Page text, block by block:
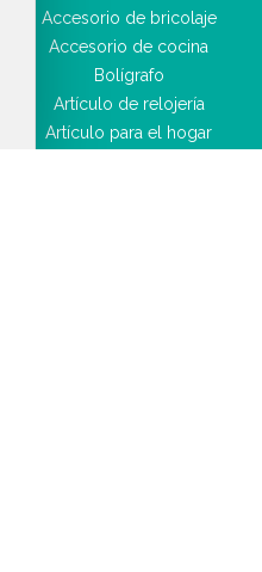
Accesorio de bricolaje
Accesorio de cocina
Bolígrafo
Artículo de relojería
Artículo para el hogar